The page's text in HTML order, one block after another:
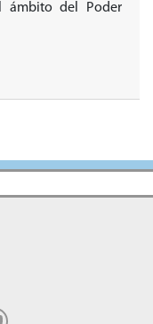
ámbito del Poder